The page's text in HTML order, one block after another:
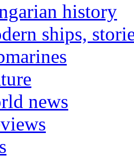
history
ships,
news